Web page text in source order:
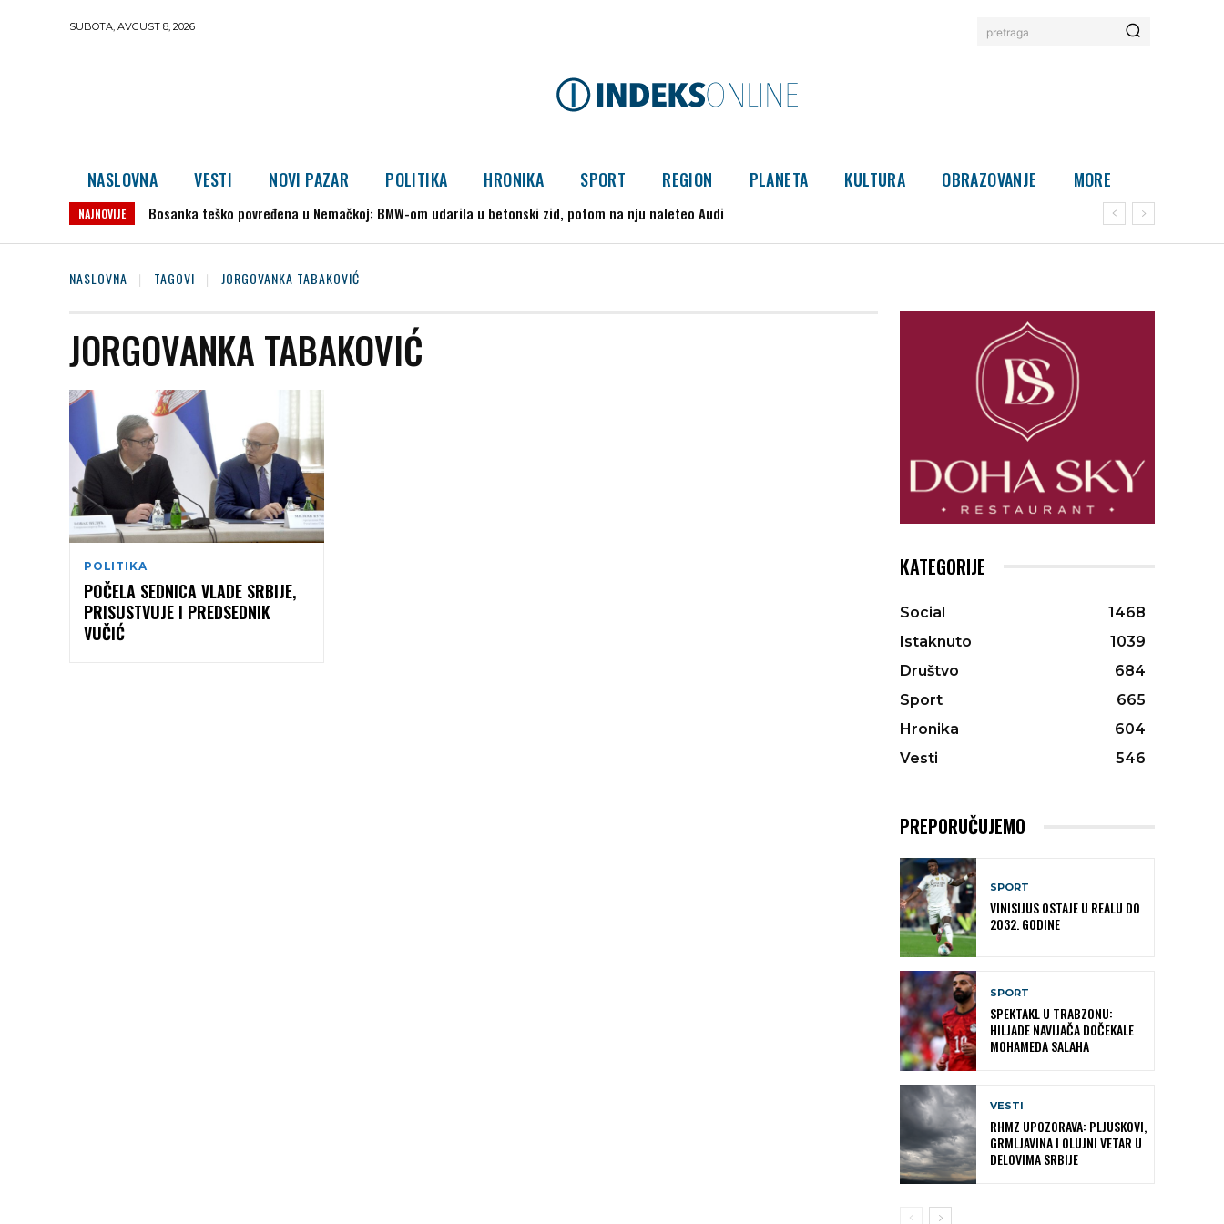
SUBOTA, AVGUST 8, 2026 pretraga
NASLOVNA VESTI NOVI PAZAR POLITIKA HRONIKA SPORT REGION PLANETA KULTURA OBRAZOVANJE MORE
NAJNOVIJE Bosanka teško povređena u Nemačkoj: BMW-om udarila u betonski zid, potom na nju naleteo Audi
NASLOVNA TAGOVI JORGOVANKA TABAKOVIĆ
JORGOVANKA TABAKOVIĆ
POLITIKA
POČELA SEDNICA VLADE SRBIJE,
PRISUSTVUJE I PREDSEDNIK
VUČIĆ
KATEGORIJE
Social
1468
Istaknuto
1039
Društvo
684
Sport
665
Hronika
604
Vesti
546
PREPORUČUJEMO
SPORT
VINISIJUS OSTAJE U REALU DO
2032. GODINE
SPORT
SPEKTAKL U TRABZONU:
HILJADE NAVIJAČA DOČEKALE
MOHAMEDA SALAHA
VESTI
RHMZ UPOZORAVA: PLJUSKOVI,
GRMLJAVINA I OLUJNI VETAR U
DELOVIMA SRBIJE